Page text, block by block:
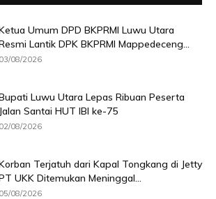
Umum DPD BKPRMI Luwu Utara
Lantik DPK BKPRMI Mappedeceng...
03/08/2026
Luwu Utara Lepas Ribuan Peserta
Jalan Santai HUT IBI ke-75
02/08/2026
Terjatuh dari Kapal Tongkang di Jetty
UKK Ditemukan Meninggal...
05/08/2026